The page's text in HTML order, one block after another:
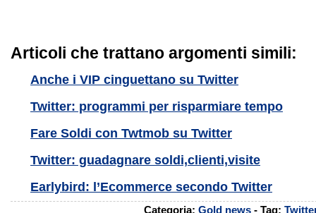
Articoli che trattano argomenti simili:
Anche i VIP cinguettano su Twitter
Twitter: programmi per risparmiare tempo
Fare Soldi con Twtmob su Twitter
Twitter: guadagnare soldi,clienti,visite
Earlybird: l’Ecommerce secondo Twitter
Categoria: Gold news - Tag: